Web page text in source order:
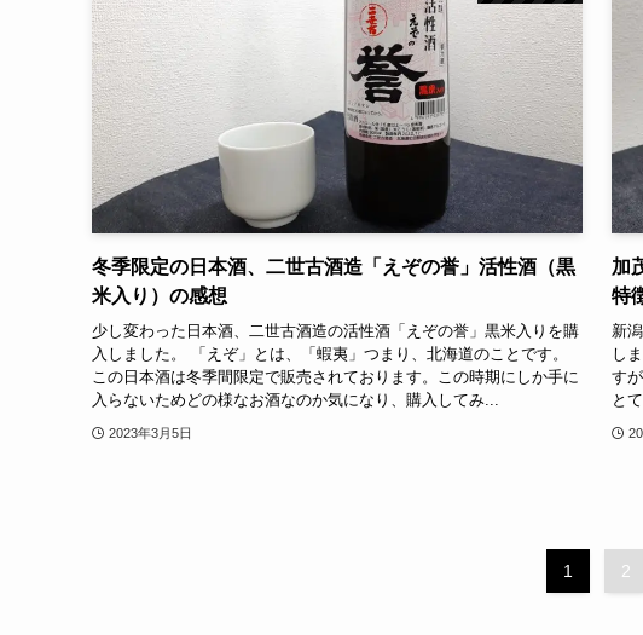
冬季限定の日本酒、二世古酒造「えぞの誉」活性酒（黒
米入り）の感想
少し変わった日本酒、二世古酒造の活性酒「えぞの誉」黒米入りを購
入しました。 「えぞ」とは、「蝦夷」つまり、北海道のことです。
この日本酒は冬季間限定で販売されております。この時期にしか手に
入らないためどの様なお酒なのか気になり、購入してみ...
2023年3月5日
加
特
新
し
す
と
1 2